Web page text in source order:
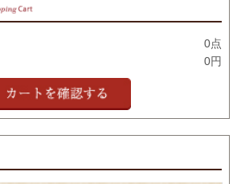
0点
0円